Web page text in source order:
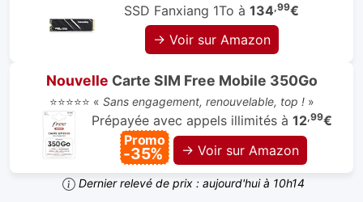
SSD Fanxiang 1To à 134,99€
→ Voir sur Amazon
Nouvelle Carte SIM Free Mobile 350Go
⭐⭐⭐⭐⭐ « Sans engagement, renouvelable, top !»
Prépayée avec appels illimités à 12,99€
Promo
-35% → Voir sur Amazon
Dernier relevé de prix : aujourd'hui à 10h14